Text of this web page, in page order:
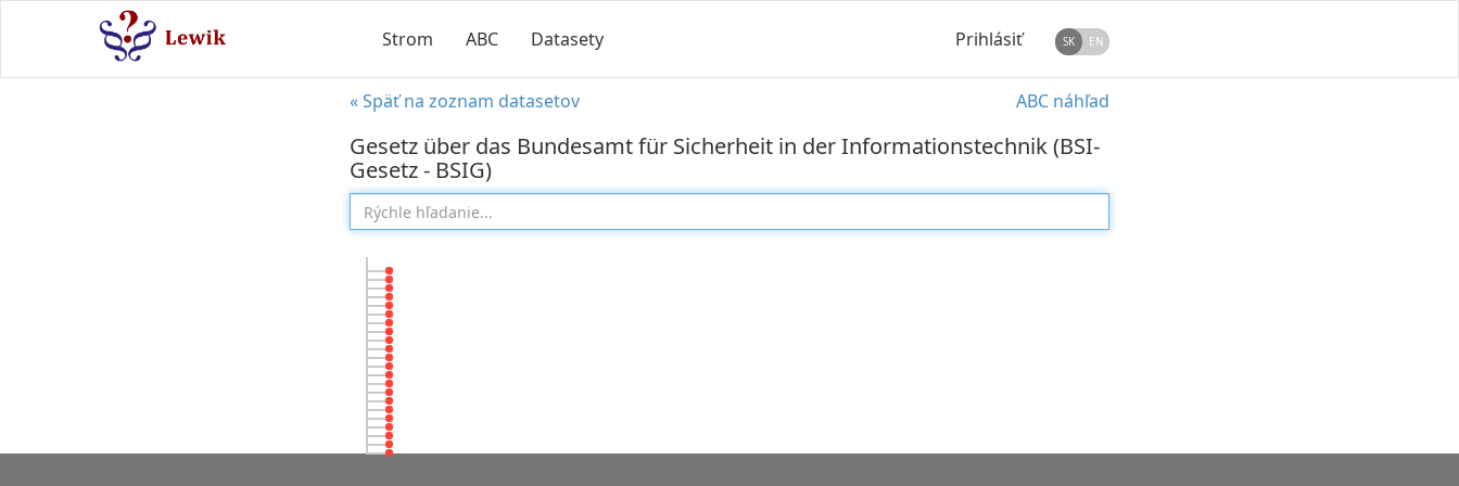
Strom ABC Datasety Prihlásiť SK EN
ABC náhľad
« Späť na zoznam datasetov
Gesetz über das Bundesamt für Sicherheit in der Informationstechnik (BSI-
Gesetz - BSIG)